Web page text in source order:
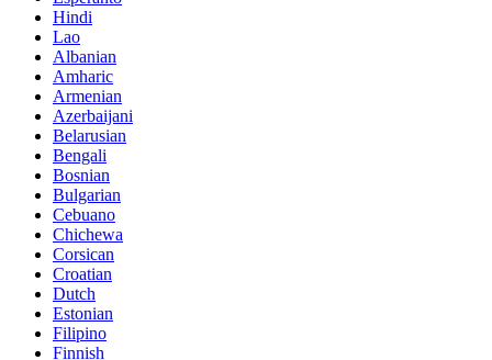
Hindi
Lao
Albanian
Amharic
Armenian
Azerbaijani
Belarusian
Bengali
Bosnian
Bulgarian
Cebuano
Chichewa
Corsican
Croatian
Dutch
Estonian
Filipino
Finnish